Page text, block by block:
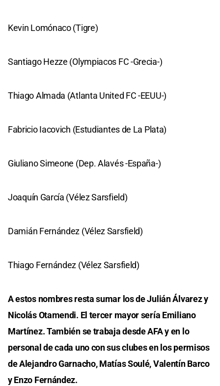
Kevin Lomónaco (Tigre)
Santiago Hezze (Olympiacos FC -Grecia-)
Thiago Almada (Atlanta United FC -EEUU-)
Fabricio Iacovich (Estudiantes de La Plata)
Giuliano Simeone (Dep. Alavés -España-)
Joaquín García (Vélez Sarsfield)
Damián Fernández (Vélez Sarsfield)
Thiago Fernández (Vélez Sarsfield)
A estos nombres resta sumar los de Julián Álvarez y
Nicolás Otamendi. El tercer mayor sería Emiliano
Martínez. También se trabaja desde AFA y en lo
personal de cada uno con sus clubes en los permisos
de Alejandro Garnacho, Matías Soulé, Valentín Barco
y Enzo Fernández.